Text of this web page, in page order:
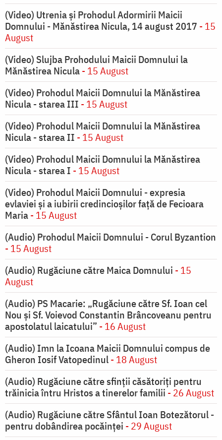
(Video) Utrenia și Prohodul Adormirii Maicii
Domnului - Mănăstirea Nicula, 14 august 2017 - 15
August
(Video) Slujba Prohodului Maicii Domnului la
Mănăstirea Nicula- 15 August
(Video) Prohodul Maicii Domnului la Mănăstirea
Nicula - starea III - 15 August
(Video) Prohodul Maicii Domnului la Mănăstirea
Nicula - starea II - 15 August
(Video) Prohodul Maicii Domnului la Mănăstirea
Nicula - starea I - 15 August
(Video) Prohodul Maicii Domnului - expresia
evlaviei și a iubirii credincioșilor față de Fecioara
Maria- 15 August
(Audio) Prohodul Maicii Domnului - Corul Byzantion
- 15 August
(Audio) Rugăciune către Maica Domnului - 15
August
(Audio) PS Macarie: „Rugăciune către Sf. Ioan cel
Nou și Sf. Voievod Constantin Brâncoveanu pentru
apostolatul laicatului” - 16 August
(Audio) Imn la Icoana Maicii Domnului compus de
Gheron Iosif Vatopedinul- 18 August
(Audio) Rugăciune către sfinții căsătoriți pentru
trăinicia întru Hristos a tinerelor familii - 26 August
(Audio) Rugăciune către Sfântul Ioan Botezătorul -
pentru dobândirea pocăinței - 29 August